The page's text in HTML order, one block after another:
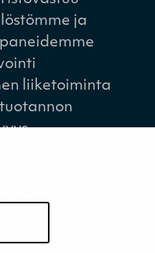
ja
liiketoiminta